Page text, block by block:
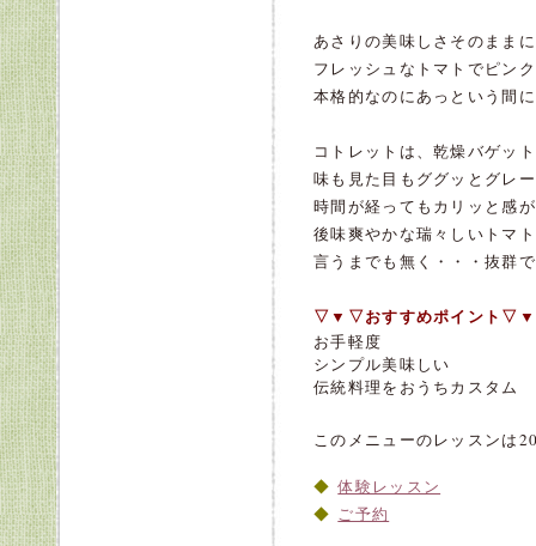
あさりの美味しさそのまま
フレッシュなトマトでピン
本格的なのにあっという間
コトレットは、乾燥バゲッ
味も見た目もググッとグレ
時間が経ってもカリッと感
後味爽やかな瑞々しいトマ
言うまでも無く・・・抜群
▽▼▽おすすめポイント
お手軽度
シンプル美味しい
伝統料理をおうちカスタム
このメニューのレッスンは
体験レッスン
ご予約